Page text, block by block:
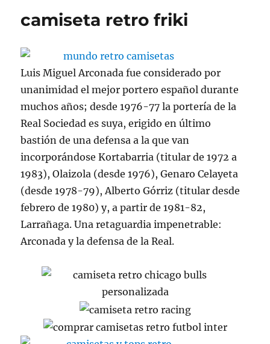
camiseta retro friki
Luis Miguel Arconada fue considerado por
unanimidad el mejor portero español durante
muchos años; desde 1976-77 la portería de la
Real Sociedad es suya, erigido en último
bastión de una defensa a la que van
incorporándose Kortabarria (titular de 1972 a
1983), Olaizola (desde 1976), Genaro Celayeta
(desde 1978-79), Alberto Górriz (titular desde
febrero de 1980) y, a partir de 1981-82,
Larrañaga. Una retaguardia impenetrable:
Arconada y la defensa de la Real.